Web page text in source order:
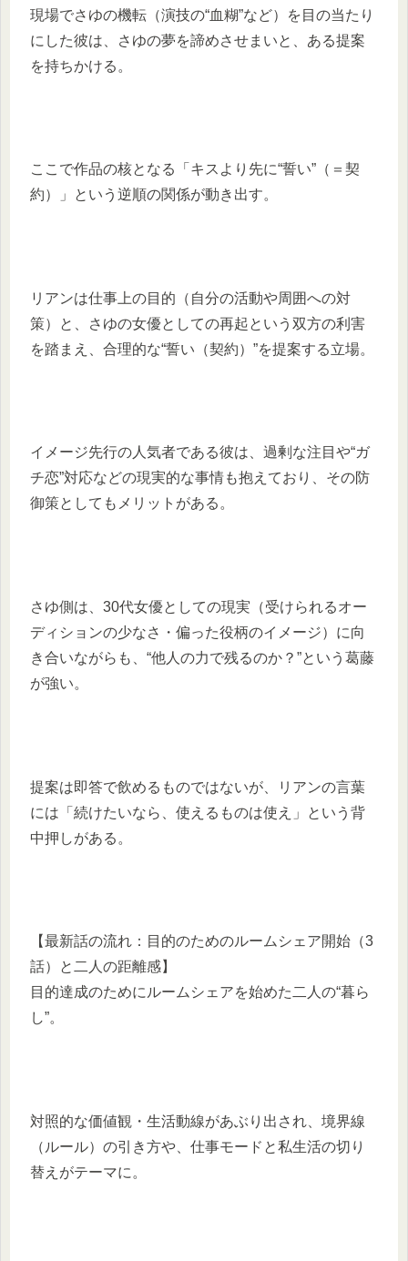
現場でさゆの機転（演技の“血糊”など）を目の当たり
にした彼は、さゆの夢を諦めさせまいと、ある提案
を持ちかける。
ここで作品の核となる「キスより先に“誓い”（＝契
約）」という逆順の関係が動き出す。
リアンは仕事上の目的（自分の活動や周囲への対
策）と、さゆの女優としての再起という双方の利害
を踏まえ、合理的な“誓い（契約）”を提案する立場。
イメージ先行の人気者である彼は、過剰な注目や“ガ
チ恋”対応などの現実的な事情も抱えており、その防
御策としてもメリットがある。
さゆ側は、30代女優としての現実（受けられるオー
ディションの少なさ・偏った役柄のイメージ）に向
き合いながらも、“他人の力で残るのか？”という葛藤
が強い。
提案は即答で飲めるものではないが、リアンの言葉
には「続けたいなら、使えるものは使え」という背
中押しがある。
【最新話の流れ：目的のためのルームシェア開始（3
話）と二人の距離感】
目的達成のためにルームシェアを始めた二人の“暮ら
し”。
対照的な価値観・生活動線があぶり出され、境界線
（ルール）の引き方や、仕事モードと私生活の切り
替えがテーマに。